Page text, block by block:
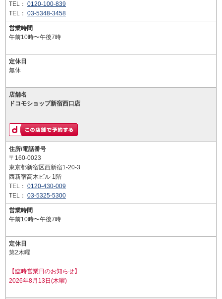
TEL： 0120-100-839
TEL： 03-5348-3458
営業時間
午前10時〜午後7時
定休日
無休
店舗名
ドコモショップ新宿西口店
住所/電話番号
〒160-0023
東京都新宿区西新宿1-20-3
西新宿高木ビル 1階
TEL： 0120-430-009
TEL： 03-5325-5300
営業時間
午前10時〜午後7時
定休日
第2木曜
【臨時営業日のお知らせ】
2026年8月13日(木曜)